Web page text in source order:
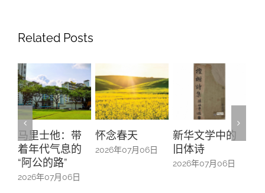
Related Posts
的
怀念春天
2026年07月06日
新华文学中的
旧体诗
螺钿留芳：碧
山亭贺仪镜框
中的百业记忆